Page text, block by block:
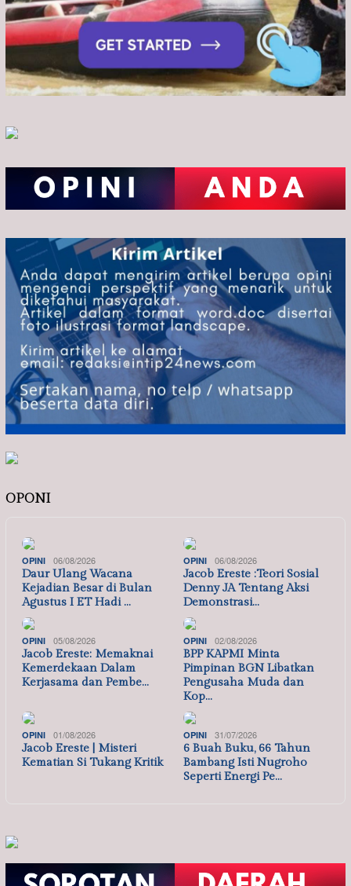
OPONI
OPINI 06/08/2026
Daur Ulang Wacana
Kejadian Besar di Bulan
Agustus I ET Hadi …
OPINI 06/08/2026
Jacob Ereste :Teori Sosial
Denny JA Tentang Aksi
Demonstrasi…
OPINI 05/08/2026
Jacob Ereste: Memaknai
Kemerdekaan Dalam
Kerjasama dan Pembe…
OPINI 02/08/2026
BPP KAPMI Minta
Pimpinan BGN Libatkan
Pengusaha Muda dan
Kop…
OPINI 01/08/2026
Jacob Ereste | Misteri
Kematian Si Tukang Kritik
OPINI 31/07/2026
6 Buah Buku, 66 Tahun
Bambang Isti Nugroho
Seperti Energi Pe…